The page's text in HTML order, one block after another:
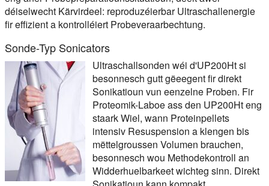
déiselwecht Kärvirdeel: reproduzéierbar Ultraschallenergie
fir effizient a kontrolléiert Probeveraarbechtung.
Sonde-Typ Sonicators
Ultraschallsonden wéi d'UP200Ht si
besonnesch gutt gëeegent fir direkt
Sonikatioun vun eenzelne Proben. Fir
Proteomik-Laboe ass den UP200Ht eng
staark Wiel, wann Proteinpellets
intensiv Resuspension a klengen bis
mëttelgroussen Volumen brauchen,
besonnesch wou Methodekontroll an
Widderhuelbarkeet wichteg sinn. Direkt